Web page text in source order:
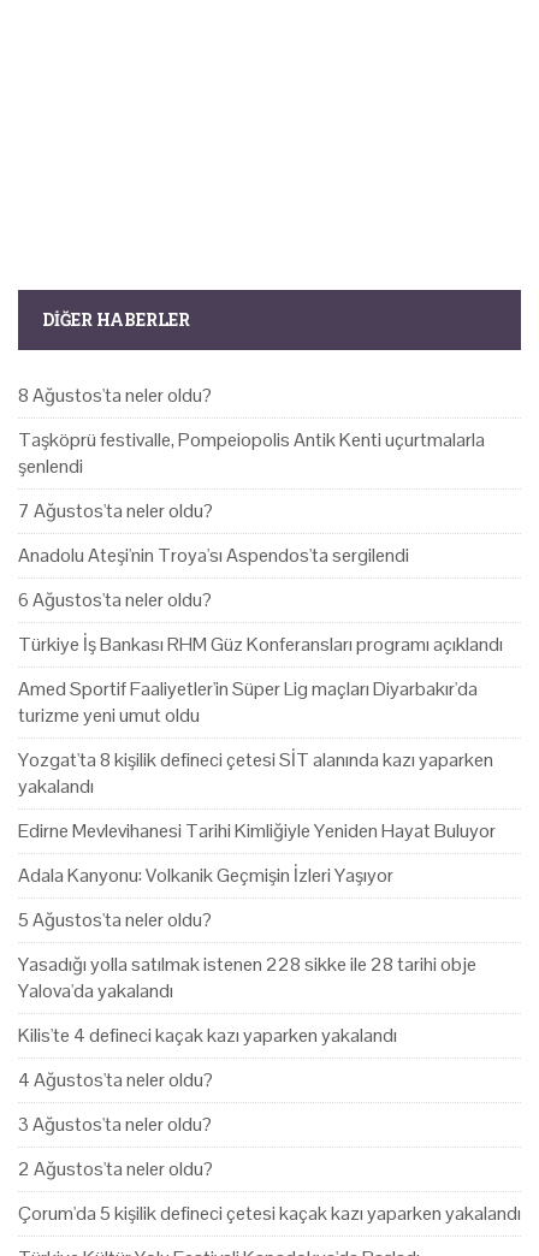
DIĞER HABERLER
8 Ağustos'ta neler oldu?
Taşköprü festivalle, Pompeiopolis Antik Kenti uçurtmalarla
şenlendi
7 Ağustos'ta neler oldu?
Anadolu Ateşi'nin Troya'sı Aspendos'ta sergilendi
6 Ağustos'ta neler oldu?
Türkiye İş Bankası RHM Güz Konferansları programı açıklandı
Amed Sportif Faaliyetler'in Süper Lig maçları Diyarbakır'da
turizme yeni umut oldu
Yozgat'ta 8 kişilik defineci çetesi SİT alanında kazı yaparken
yakalandı
Edirne Mevlevihanesi Tarihi Kimliğiyle Yeniden Hayat Buluyor
Adala Kanyonu: Volkanik Geçmişin İzleri Yaşıyor
5 Ağustos'ta neler oldu?
Yasadığı yolla satılmak istenen 228 sikke ile 28 tarihi obje
Yalova'da yakalandı
Kilis'te 4 defineci kaçak kazı yaparken yakalandı
4 Ağustos'ta neler oldu?
3 Ağustos'ta neler oldu?
2 Ağustos'ta neler oldu?
Çorum'da 5 kişilik defineci çetesi kaçak kazı yaparken yakalandı